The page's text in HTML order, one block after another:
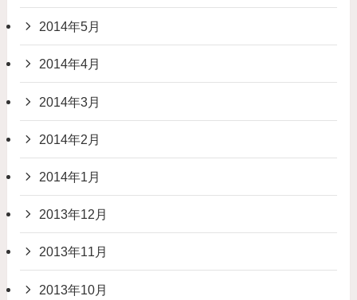
2014年5月
2014年4月
2014年3月
2014年2月
2014年1月
2013年12月
2013年11月
2013年10月